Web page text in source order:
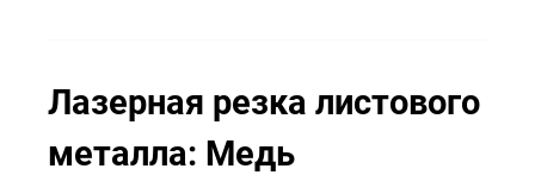
Лазерная резка листового
металла: Медь